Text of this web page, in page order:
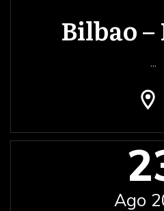
Bilbao
...
Ago